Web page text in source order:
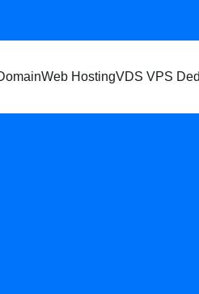
Web HostingVDS VPS